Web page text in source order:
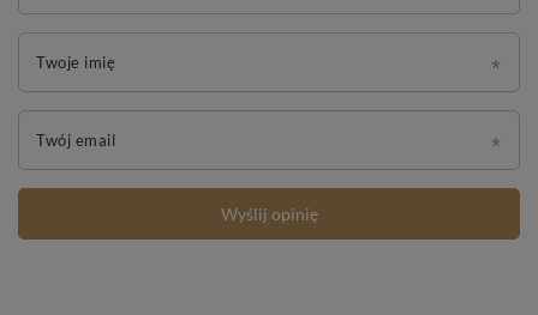
Twoje imię
Twój email
Wyślij opinię